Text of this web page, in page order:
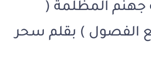
جهنم المظلمة (
الفصول ) بقلم سحر